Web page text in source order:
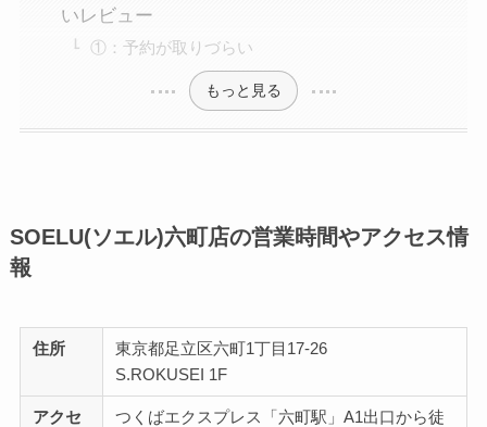
いレビュー
①：予約が取りづらい
もっと見る
SOELU(ソエル)六町店の営業時間やアクセス情
報
住所
東京都足立区六町1丁目17-26
S.ROKUSEI 1F
アクセ
つくばエクスプレス「六町駅」A1出口から徒